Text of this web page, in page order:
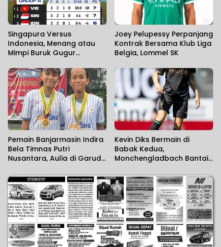
Singapura Versus
Indonesia, Menang atau
Mimpi Buruk Gugur
Joey Pelupessy Perpanjang
Kontrak Bersama Klub Liga
Belgia, Lommel SK
Pemain Banjarmasin Indira
Bela Timnas Putri
Nusantara, Aulia di Garuda
Cup 2026
Kevin Diks Bermain di
Babak Kedua,
Monchengladbach Bantai